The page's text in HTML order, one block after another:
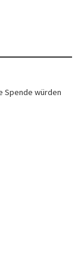
Spende würden